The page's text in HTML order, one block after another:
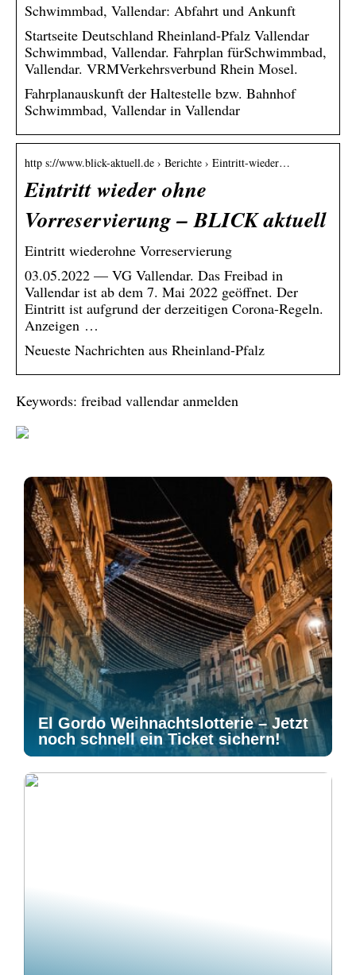
Schwimmbad, Vallendar: Abfahrt und Ankunft
Startseite Deutschland Rheinland-Pfalz Vallendar
Schwimmbad, Vallendar. Fahrplan fürSchwimmbad,
Vallendar. VRMVerkehrsverbund Rhein Mosel.
Fahrplanauskunft der Haltestelle bzw. Bahnhof
Schwimmbad, Vallendar in Vallendar
http s://www.blick-aktuell.de › Berichte › Eintritt-wieder…
Eintritt wieder ohne
Vorreservierung – BLICK aktuell
Eintritt wiederohne Vorreservierung
03.05.2022 — VG Vallendar. Das Freibad in
Vallendar ist ab dem 7. Mai 2022 geöffnet. Der
Eintritt ist aufgrund der derzeitigen Corona-Regeln.
Anzeigen …
Neueste Nachrichten aus Rheinland-Pfalz
Keywords: freibad vallendar anmelden
El Gordo Weihnachtslotterie – Jetzt
noch schnell ein Ticket sichern!